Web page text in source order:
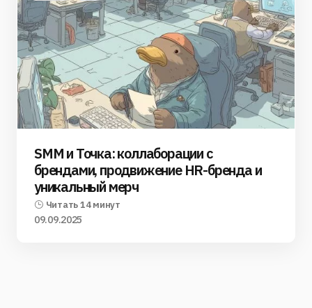
SMM и Точка: коллаборации с
брендами, продвижение HR-бренда и
уникальный мерч
Читать 14 минут
09.09.2025